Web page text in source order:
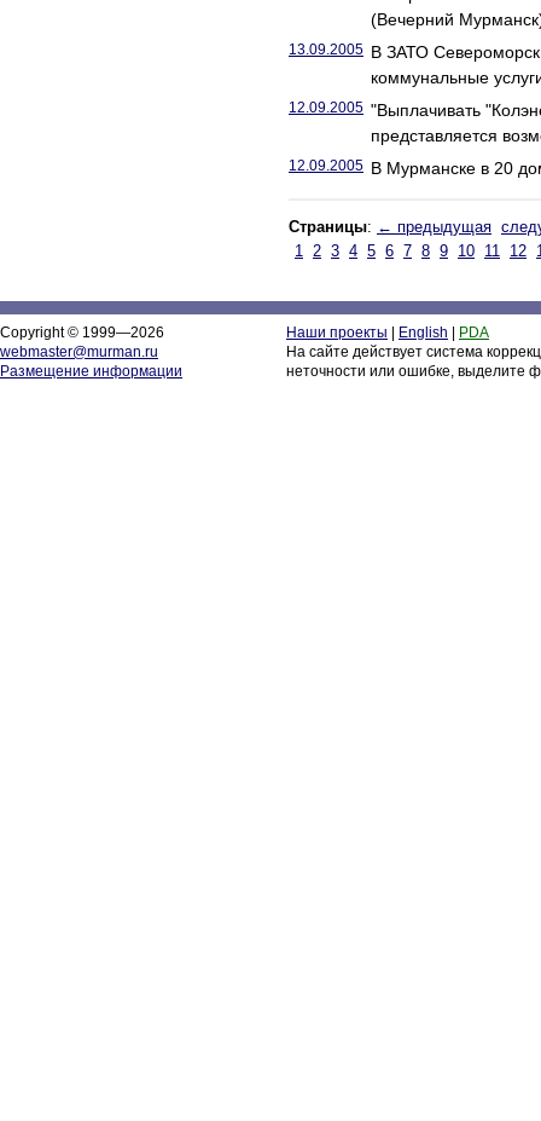
(Вечерний
13.09.2005 В ЗАТО
коммунальные
12.09.2005 "Выплачивать
представляется
12.09.2005 В Мурманске в 20
Страницы: ← предыдущая
1 2 3 4 5 6 7 8 9 10 11 12
Copyright © 1999—2026
webmaster@murman.ru
Размещение информации
Наши проекты English
PDA
На сайте действует система
неточности или ошибке, выделите